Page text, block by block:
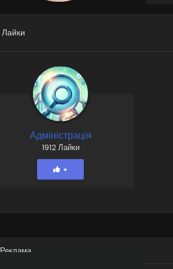
Лайки
Адміністрація
1912 Лайки
+
Реклама